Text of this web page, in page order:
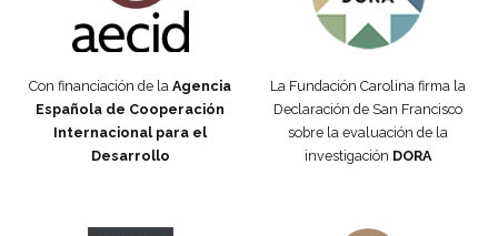
Con financiación de la Agencia
Española de Cooperación
Internacional para el
Desarrollo
La Fundación Carolina firma la
Declaración de San Francisco
sobre la evaluación de la
investigación DORA